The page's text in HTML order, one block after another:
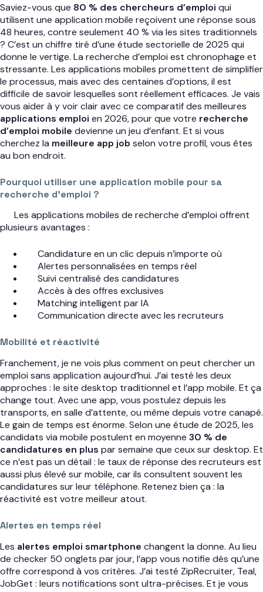
Saviez-vous que 80 % des chercheurs d’emploi qui
utilisent une application mobile reçoivent une réponse sous
48 heures, contre seulement 40 % via les sites traditionnels
? C’est un chiffre tiré d’une étude sectorielle de 2025 qui
donne le vertige. La recherche d’emploi est chronophage et
stressante. Les applications mobiles promettent de simplifier
le processus, mais avec des centaines d’options, il est
difficile de savoir lesquelles sont réellement efficaces. Je vais
vous aider à y voir clair avec ce comparatif des meilleures
applications emploi en 2026, pour que votre recherche
d’emploi mobile devienne un jeu d’enfant. Et si vous
cherchez la meilleure app job selon votre profil, vous êtes
au bon endroit.
Pourquoi utiliser une application mobile pour sa
recherche d’emploi ?
Les applications mobiles de recherche d’emploi offrent
plusieurs avantages :
Candidature en un clic depuis n’importe où
Alertes personnalisées en temps réel
Suivi centralisé des candidatures
Accès à des offres exclusives
Matching intelligent par IA
Communication directe avec les recruteurs
Mobilité et réactivité
Franchement, je ne vois plus comment on peut chercher un
emploi sans application aujourd’hui. J’ai testé les deux
approches : le site desktop traditionnel et l’app mobile. Et ça
change tout. Avec une app, vous postulez depuis les
transports, en salle d’attente, ou même depuis votre canapé.
Le gain de temps est énorme. Selon une étude de 2025, les
candidats via mobile postulent en moyenne 30 % de
candidatures en plus par semaine que ceux sur desktop. Et
ce n’est pas un détail : le taux de réponse des recruteurs est
aussi plus élevé sur mobile, car ils consultent souvent les
candidatures sur leur téléphone. Retenez bien ça : la
réactivité est votre meilleur atout.
Alertes en temps réel
Les alertes emploi smartphone changent la donne. Au lieu
de checker 50 onglets par jour, l’app vous notifie dès qu’une
offre correspond à vos critères. J’ai testé ZipRecruiter, Teal,
JobGet : leurs notifications sont ultra-précises. Et je vous